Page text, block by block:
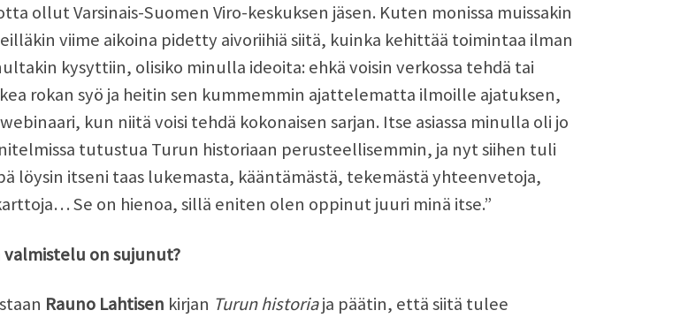
ollut Varsinais-Suomen Viro-keskuksen jäsen. Kuten monissa muissakin
viime aikoina pidetty aivoriihiä siitä, kuinka kehittää toimintaa ilman
kysyttiin, olisiko minulla ideoita: ehkä voisin verkossa tehdä tai
rokan syö ja heitin sen kummemmin ajattelematta ilmoille ajatuksen,
kun niitä voisi tehdä kokonaisen sarjan. Itse asiassa minulla oli jo
tutustua Turun historiaan perusteellisemmin, ja nyt siihen tuli
löysin itseni taas lukemasta, kääntämästä, tekemästä yhteenvetoja,
Se on hienoa, sillä eniten olen oppinut juuri minä itse.”
on sujunut?
Rauno Lahtisen kirjan Turun historiaja päätin, että siitä tulee